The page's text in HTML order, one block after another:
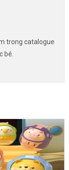
trong catalogue
bé.